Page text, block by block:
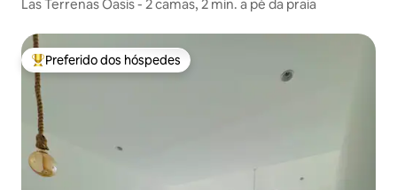
Las Terrenas Oasis - 2 camas, 2 min. a pé da praia
Entre os melhores preferidos dos hóspedes
Preferido dos hóspedes